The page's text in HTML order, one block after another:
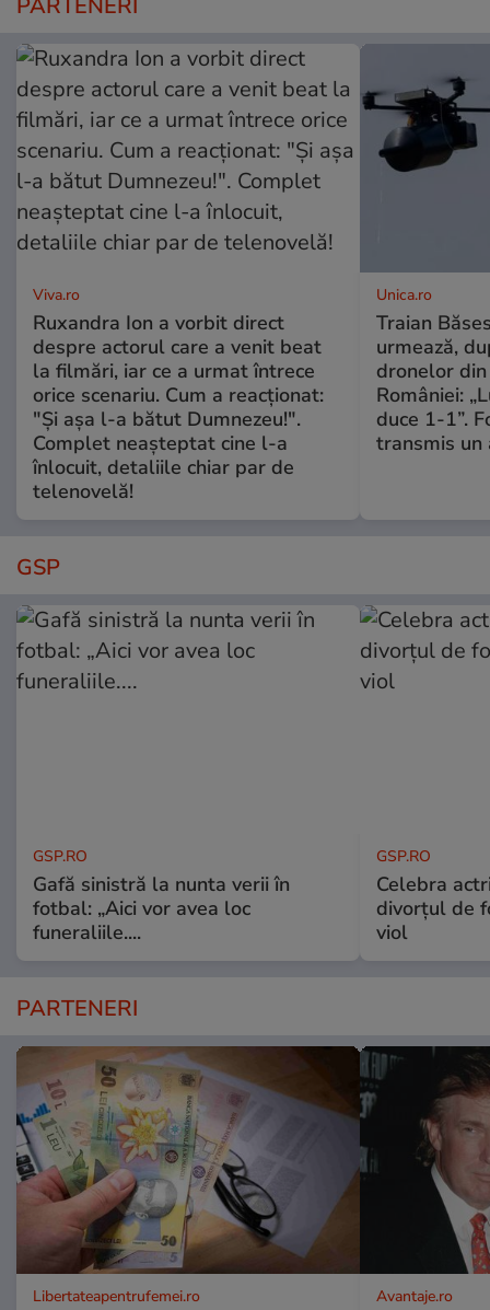
Viva.ro
Ruxandra Ion a vorbit direct
despre actorul care a venit beat
la filmări, iar ce a urmat întrece
orice scenariu. Cum a reacționat:
"Și așa l-a bătut Dumnezeu!".
Complet neașteptat cine l-a
înlocuit, detaliile chiar par de
telenovelă!
Unica.ro
Traian
urmează,
dronelor
României:
duce 1-1”.
transmis un
GSP
GSP.RO
Gafă sinistră la nunta verii în
fotbal: „Aici vor avea loc
funeraliile....
GSP.RO
Celebra
divorțul de
viol
PARTENERI
Libertateapentrufemei.ro Avantaje.ro